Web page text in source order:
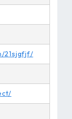
21sjgfjf/